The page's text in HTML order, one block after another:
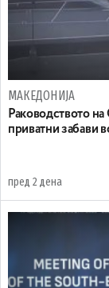
МАКЕДОНИЈА
Раководството на
приватни забави
пред 2 дена